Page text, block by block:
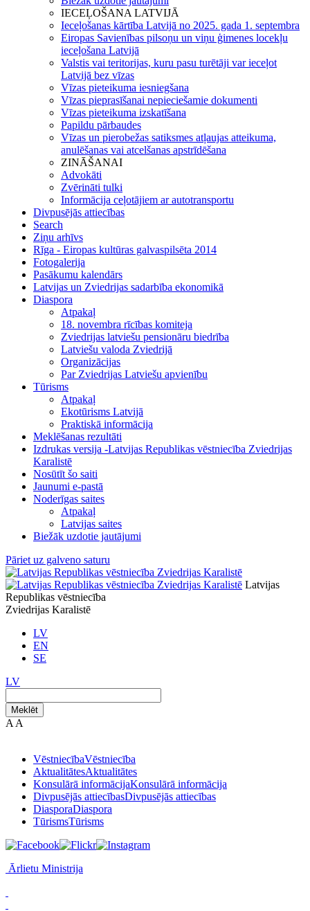
IECEĻOŠANA LATVIJĀ
Ieceļošanas kārtība Latvijā no 2025. gada 1. septembra
Eiropas Savienības pilsoņu un viņu ģimenes locekļu
ieceļošana Latvijā
Valstis vai teritorijas, kuru pasu turētāji var ieceļot
Latvijā bez vīzas
Vīzas pieteikuma iesniegšana
Vīzas pieprasīšanai nepieciešamie dokumenti
Vīzas pieteikuma izskatīšana
Papildu pārbaudes
Vīzas un pierobežas satiksmes atļaujas atteikuma,
anulēšanas vai atcelšanas apstrīdēšana
ZINĀŠANAI
Advokāti
Zvērināti tulki
Informācija ceļotājiem ar autotransportu
Divpusējās attiecības
Search
Ziņu arhīvs
Rīga - Eiropas kultūras galvaspilsēta 2014
Fotogalerija
Pasākumu kalendārs
Latvijas un Zviedrijas sadarbība ekonomikā
Diaspora
Atpakaļ
18. novembra rīcības komiteja
Zviedrijas latviešu pensionāru biedrība
Latviešu valoda Zviedrijā
Organizācijas
Par Zviedrijas Latviešu apvienību
Tūrisms
Atpakaļ
Ekotūrisms Latvijā
Praktiskā informācija
Meklēšanas rezultāti
Izdrukas versija -Latvijas Republikas vēstniecība Zviedrijas
Karalistē
Nosūtīt šo saiti
Jaunumi e-pastā
Noderīgas saites
Atpakaļ
Latvijas saites
Biežāk uzdotie jautājumi
Pāriet uz galveno saturu
Latvijas
Republikas vēstniecība
Zviedrijas Karalistē
LV
EN
SE
LV
Meklēt
A A
VēstniecībaVēstniecība
AktualitātesAktualitātes
Konsulārā informācijaKonsulārā informācija
Divpusējās attiecībasDivpusējās attiecības
DiasporaDiaspora
TūrismsTūrisms
Ārlietu Ministrija